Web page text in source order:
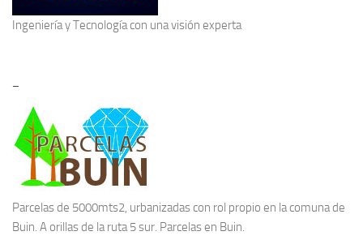
Ingeniería y Tecnologíacon una visión experta
–
Parcelas de 5000mts2, urbanizadas con rol propio en la comuna de
Buin. A orillas de la ruta 5 sur. Parcelas en Buin.